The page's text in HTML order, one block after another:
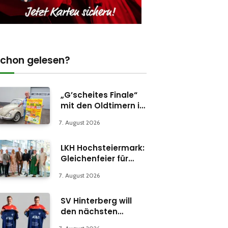
gelesen?
„G’scheites Finale“
mit den Oldtimern in
7. August 2026
LKH Hochsteiermark:
Gleichenfeier für
Abteilung in Bruck
7. August 2026
SV Hinterberg will
den nächsten